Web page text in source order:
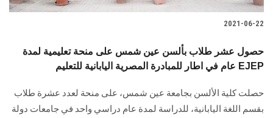
2021-06-22
حصول عشر طلاب بألسن عين شمس على منحة تعليمية لمدة
عام في اطار للمبادرة المصرية اليابانية للتعليم EJEP
حصلت كلية الألسن بجامعة عين شمس، على منحة لعدد عشرة طلاب
بقسم اللغة اليابانية، للدراسة لمدة عام دراسي واحد في جامعات دولة